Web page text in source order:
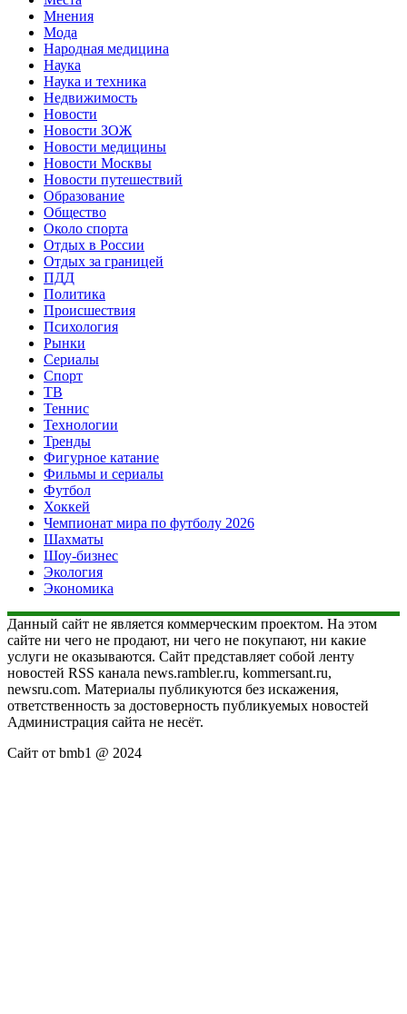
Мнения
Мода
Народная медицина
Наука
Наука и техника
Недвижимость
Новости
Новости ЗОЖ
Новости медицины
Новости Москвы
Новости путешествий
Образование
Общество
Около спорта
Отдых в России
Отдых за границей
ПДД
Политика
Происшествия
Психология
Рынки
Сериалы
Спорт
ТВ
Теннис
Технологии
Тренды
Фигурное катание
Фильмы и сериалы
Футбол
Хоккей
Чемпионат мира по футболу 2026
Шахматы
Шоу-бизнес
Экология
Экономика
Данный сайт не является коммерческим проектом. На этом
сайте ни чего не продают, ни чего не покупают, ни какие
услуги не оказываются. Сайт представляет собой ленту
новостей RSS канала news.rambler.ru, kommersant.ru,
newsru.com. Материалы публикуются без искажения,
ответственность за достоверность публикуемых новостей
Администрация сайта не несёт.
Сайт от bmb1 @ 2024